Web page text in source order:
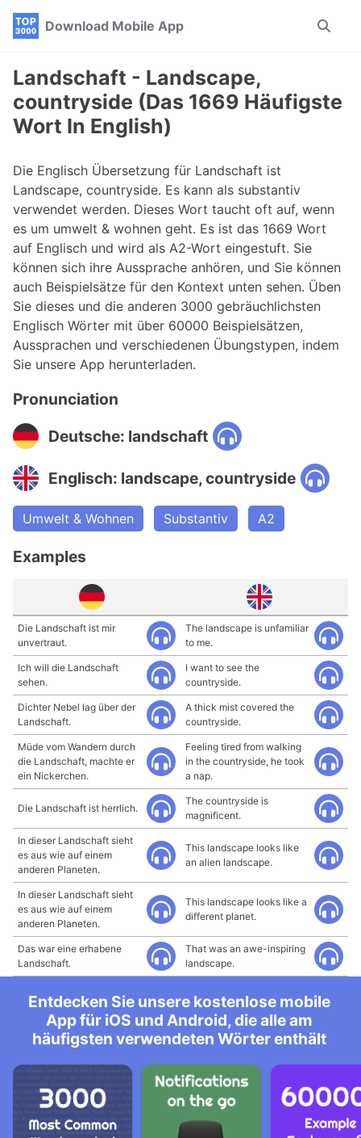
Skip
navigation
Skip
Skip
Download Mobile App
Toggle
Landschaft - Landscape,
countryside (Das 1669 Häufigste
Wort In English)
Die Englisch Übersetzung für Landschaft ist
Landscape, countryside. Es kann als substantiv
verwendet werden. Dieses Wort taucht oft auf, wenn
es um umwelt & wohnen geht. Es ist das 1669 Wort
auf Englisch und wird als A2-Wort eingestuft. Sie
können sich ihre Aussprache anhören, und Sie können
auch Beispielsätze für den Kontext unten sehen. Üben
Sie dieses und die anderen 3000 gebräuchlichsten
Englisch Wörter mit über 60000 Beispielsätzen,
Aussprachen und verschiedenen Übungstypen, indem
Sie unsere App herunterladen.
Pronunciation
Deutsche: landschaft
Englisch: landscape, countryside
Umwelt & Wohnen Substantiv A2
Examples
Die Landschaft ist mir
unvertraut.
The landscape is unfamiliar
to me.
Ich will die Landschaft
sehen.
I want to see the
countryside.
Dichter Nebel lag über der
Landschaft.
A thick mist covered the
countryside.
Müde vom Wandern durch
die Landschaft, machte er
ein Nickerchen.
Feeling tired from walking
in the countryside, he took
a nap.
Die Landschaft ist herrlich.
The countryside is
magnificent.
In dieser Landschaft sieht
es aus wie auf einem
anderen Planeten.
This landscape looks like
an alien landscape.
In dieser Landschaft sieht
es aus wie auf einem
anderen Planeten.
This landscape looks like a
different planet.
Das war eine erhabene
Landschaft.
That was an awe-inspiring
landscape.
Entdecken Sie unsere kostenlose mobile
App für iOS und Android, die alle am
häufigsten verwendeten Wörter enthält